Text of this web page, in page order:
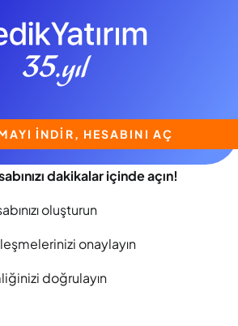
İNDİR, HESABINI AÇ
dakikalar içindeaçın!
oluşturun
onaylayın
doğrulayın